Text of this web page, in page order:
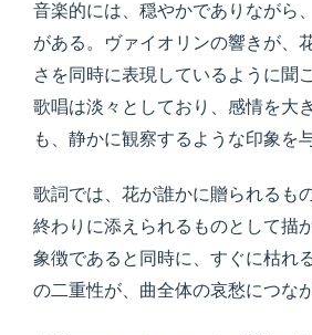
音楽的には、穏やかでありながら
がある。ヴァイオリンの響きが、
さを同時に表現しているように聞
歌唱は淡々としており、感情を大
も、静かに観察するような印象を
歌詞では、花が誰かに贈られるも
終わりに添えられるものとして描
象徴であると同時に、すぐに枯れ
の二重性が、曲全体の哀愁につな